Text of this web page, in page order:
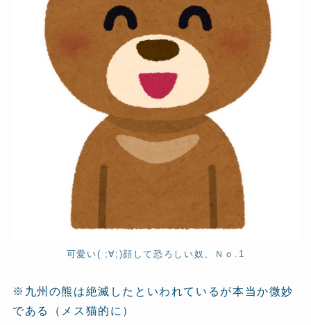
可愛い( ;∀;)顔して恐ろしい奴、Ｎｏ.1
※九州の熊は絶滅したといわれているが本当か微妙
である（メス猫的に）